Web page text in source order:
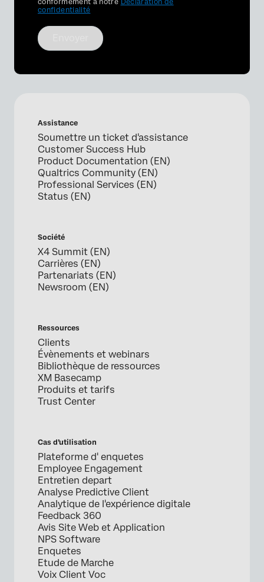
conformément à notre Déclaration de
confidentialité
Assistance
Soumettre un ticket d'assistance
Customer Success Hub
Product Documentation (EN)
Qualtrics Community (EN)
Professional Services (EN)
Status (EN)
Société
X4 Summit (EN)
Carrières (EN)
Partenariats (EN)
Newsroom (EN)
Ressources
Clients
Évènements et webinars
Bibliothèque de ressources
XM Basecamp
Produits et tarifs
Trust Center
Cas d’utilisation
Plateforme d' enquetes
Employee Engagement
Entretien depart
Analyse Predictive Client
Analytique de l'expérience digitale
Feedback 360
Avis Site Web et Application
NPS Software
Enquetes
Etude de Marche
Voix Client Voc